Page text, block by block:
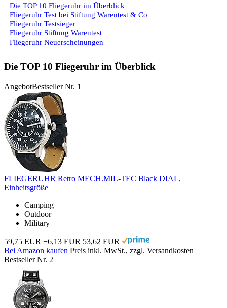
Die TOP 10 Fliegeruhr im Überblick
Fliegeruhr Test bei Stiftung Warentest & Co
Fliegeruhr Testsieger
Fliegeruhr Stiftung Warentest
Fliegeruhr Neuerscheinungen
Die TOP 10 Fliegeruhr im Überblick
AngebotBestseller Nr. 1
FLIEGERUHR Retro MECH.MIL-TEC Black DIAL,
Einheitsgröße
Camping
Outdoor
Military
59,75 EUR −6,13 EUR 53,62 EUR
Bei Amazon kaufen Preis inkl. MwSt., zzgl. Versandkosten
Bestseller Nr. 2